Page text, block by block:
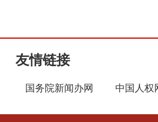
友情链接
国务院新闻办网 中国人权